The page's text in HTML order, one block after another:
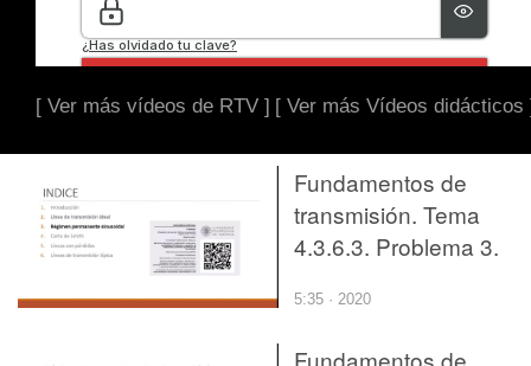
[ Ver más vídeos de RTV ] [ Ver más Vídeos didácticos
Fundamentos de
transmisión. Tema
4.3.6.3. Problema 3.
5:35 · 2020
Fundamentos de